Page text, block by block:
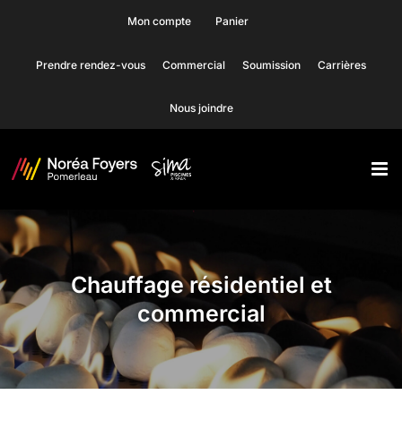
content
Mon compte Panier
Prendre rendez-vous Commercial Soumission Carrières
Nous joindre
Chauffage résidentiel et
commercial